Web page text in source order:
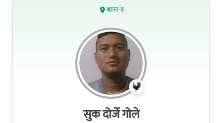
बारा-१
सुक दोर्जे गोले